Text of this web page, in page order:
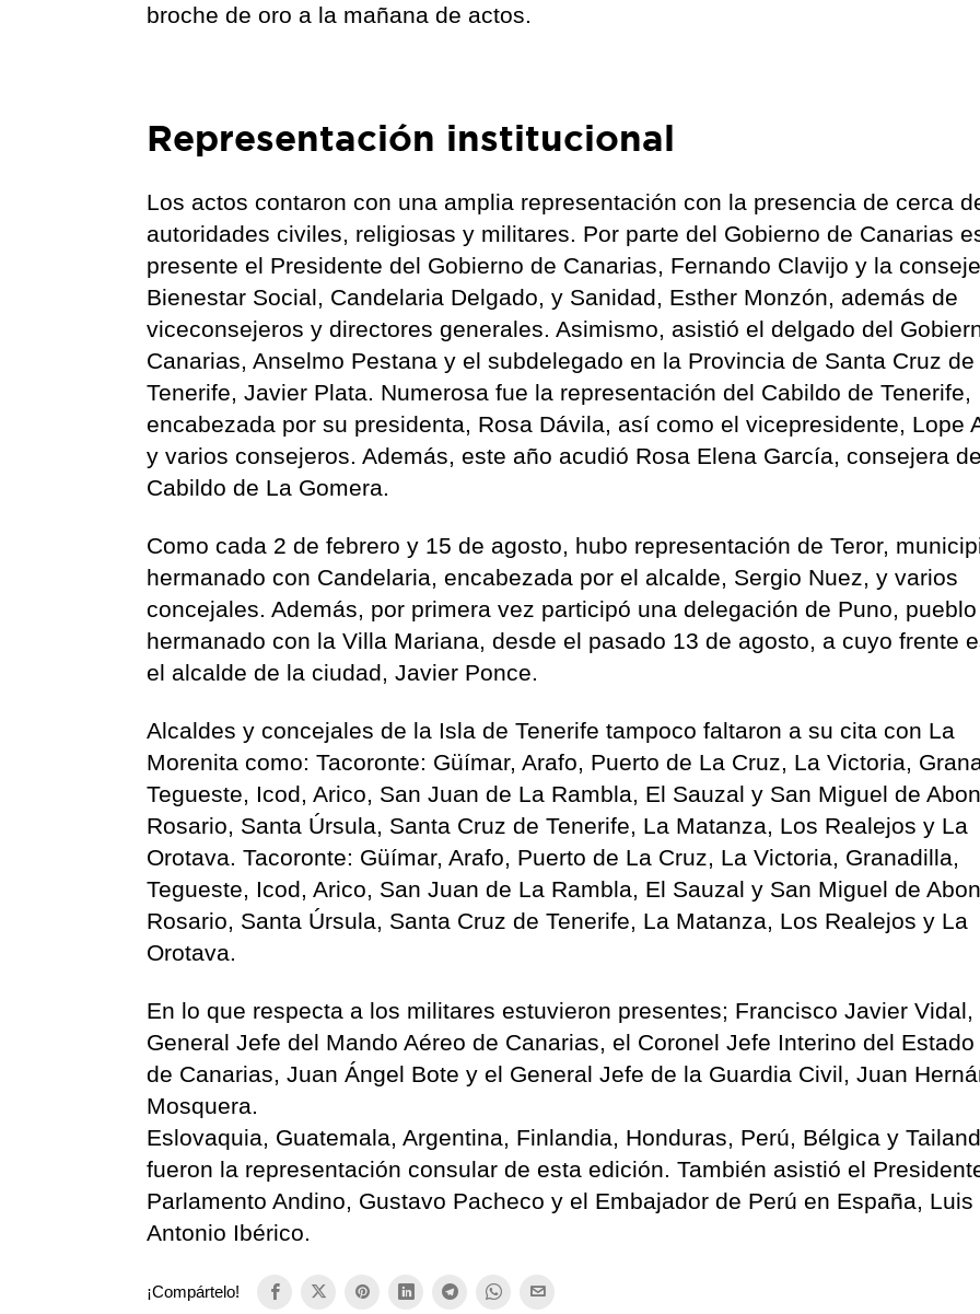
broche de oro a la mañana de actos.
Representación institucional
Los actos contaron con una amplia representación con la presencia de cerca
autoridades civiles, religiosas y militares. Por parte del Gobierno de Canarias
presente el Presidente del Gobierno de Canarias, Fernando Clavijo y la
Bienestar Social, Candelaria Delgado, y Sanidad, Esther Monzón, además de
viceconsejeros y directores generales. Asimismo, asistió el delgado del
Canarias, Anselmo Pestana y el subdelegado en la Provincia de Santa Cruz de
Tenerife, Javier Plata. Numerosa fue la representación del Cabildo de Tenerife,
encabezada por su presidenta, Rosa Dávila, así como el vicepresidente, Lope
y varios consejeros. Además, este año acudió Rosa Elena García, consejera
Cabildo de La Gomera.
Como cada 2 de febrero y 15 de agosto, hubo representación de Teror,
hermanado con Candelaria, encabezada por el alcalde, Sergio Nuez, y varios
concejales. Además, por primera vez participó una delegación de Puno, pueblo
hermanado con la Villa Mariana, desde el pasado 13 de agosto, a cuyo frente
el alcalde de la ciudad, Javier Ponce.
Alcaldes y concejales de la Isla de Tenerife tampoco faltaron a su cita con La
Morenita como: Tacoronte: Güímar, Arafo, Puerto de La Cruz, La Victoria,
Tegueste, Icod, Arico, San Juan de La Rambla, El Sauzal y San Miguel de
Rosario, Santa Úrsula, Santa Cruz de Tenerife, La Matanza, Los Realejos y La
Orotava. Tacoronte: Güímar, Arafo, Puerto de La Cruz, La Victoria, Granadilla,
Tegueste, Icod, Arico, San Juan de La Rambla, El Sauzal y San Miguel de
Rosario, Santa Úrsula, Santa Cruz de Tenerife, La Matanza, Los Realejos y La
Orotava.
En lo que respecta a los militares estuvieron presentes; Francisco Javier Vidal,
General Jefe del Mando Aéreo de Canarias, el Coronel Jefe Interino del
de Canarias, Juan Ángel Bote y el General Jefe de la Guardia Civil, Juan
Mosquera.
Eslovaquia, Guatemala, Argentina, Finlandia, Honduras, Perú, Bélgica y
fueron la representación consular de esta edición. También asistió el
Parlamento Andino, Gustavo Pacheco y el Embajador de Perú en España, Luis
Antonio Ibérico.
¡Compártelo!